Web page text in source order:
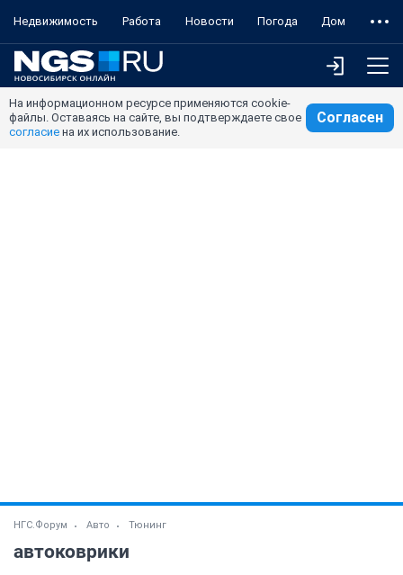
Недвижимость Работа Новости Погода Дом
На информационном ресурсе применяются cookie-
файлы. Оставаясь на сайте, вы подтверждаете свое
согласие на их использование.
Согласен
НГС.Форум Авто Тюнинг
автоковрики